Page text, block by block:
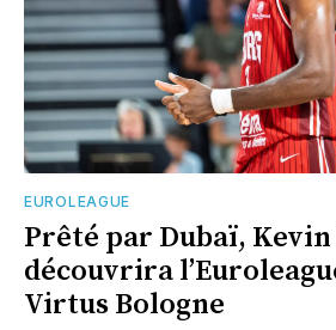
EUROLEAGUE
Prêté par Dubaï,
découvrira
Virtus Bologne